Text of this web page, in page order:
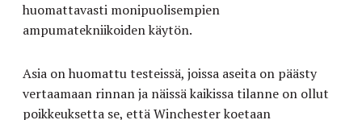
huomattavasti monipuolisempien
ampumatekniikoiden käytön.
Asia on huomattu testeissä, joissa aseita on päästy
vertaamaan rinnan ja näissä kaikissa tilanne on ollut
poikkeuksetta se, että Winchester koetaan